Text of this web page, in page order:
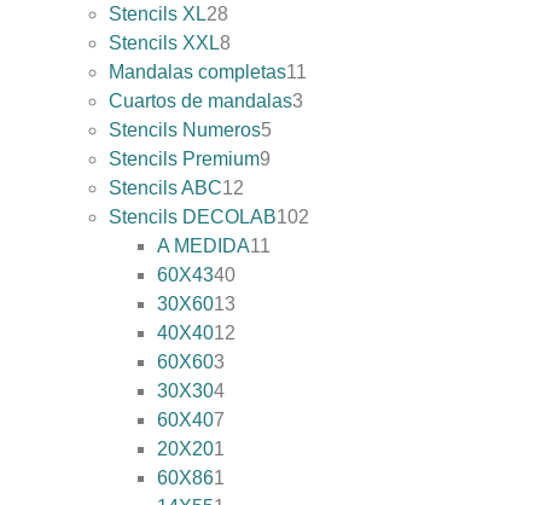
Stencils XL28
Stencils XXL8
Mandalas completas11
Cuartos de mandalas3
Stencils Numeros5
Stencils Premium9
Stencils ABC12
Stencils DECOLAB102
A MEDIDA11
60X4340
30X6013
40X4012
60X603
30X304
60X407
20X201
60X861